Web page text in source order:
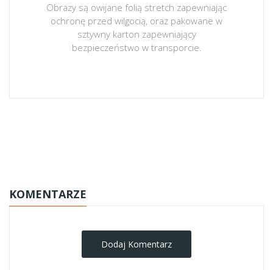
Obrazy są owijane folią stretch zapewniając
ochronę przed wilgocią, oraz pakowane w
sztywny karton zapewniający
bezpieczeństwo w transporcie.
KOMENTARZE
Dodaj Komentarz